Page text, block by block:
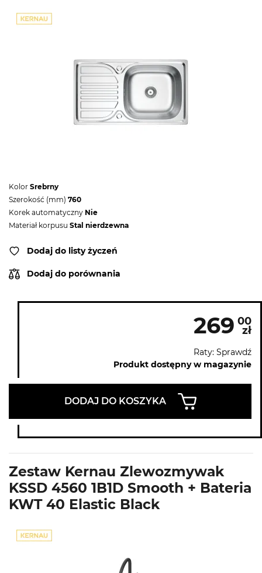
Kolor Srebrny
Szerokość (mm) 760
Korek automatyczny Nie
Materiał korpusu Stal nierdzewna
Dodaj do listy życzeń
Dodaj do porównania
269 00
zł
Raty: Sprawdź
Produkt dostępny w magazynie
DODAJ DO KOSZYKA
Zestaw Kernau Zlewozmywak
KSSD 4560 1B1D Smooth + Bateria
KWT 40 Elastic Black